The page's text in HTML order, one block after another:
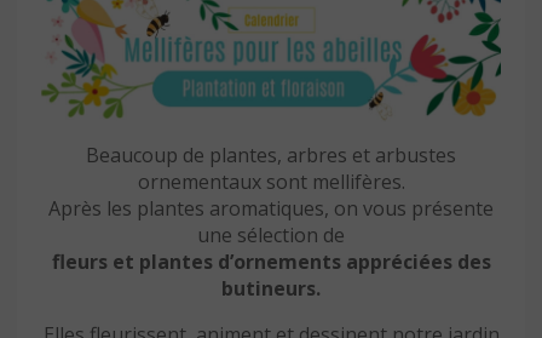
Beaucoup de plantes, arbres et arbustes
ornementaux sont mellifères.
Après les plantes aromatiques, on vous présente
une sélection de
fleurs et plantes d’ornements appréciées des
butineurs.